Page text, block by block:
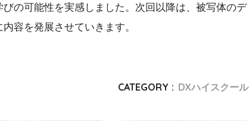
の可能性を実感しました。次回以降は、被写体のデ
容を発展させていきます。
CATEGORY : DXハイスクール